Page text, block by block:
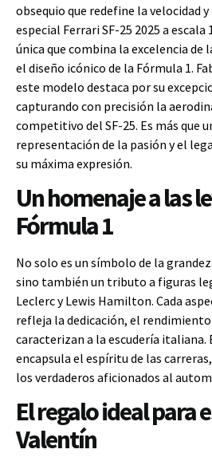
obsequio que redefine la velocidad
especial Ferrari SF-25 2025 a
única que combina la excelencia
el diseño icónico de la Fórmula 1.
este modelo destaca por su
capturando con precisión la
competitivo del SF-25. Es más que
representación de la pasión y el
su máxima expresión.
Un homenaje a las
Fórmula 1
No solo es un símbolo de la
sino también un tributo a figuras
Leclerc y Lewis Hamilton. Cada
refleja la dedicación, el rendimiento
caracterizan a la escudería italiana.
encapsula el espíritu de las
los verdaderos aficionados al
El regalo ideal para
Valentín